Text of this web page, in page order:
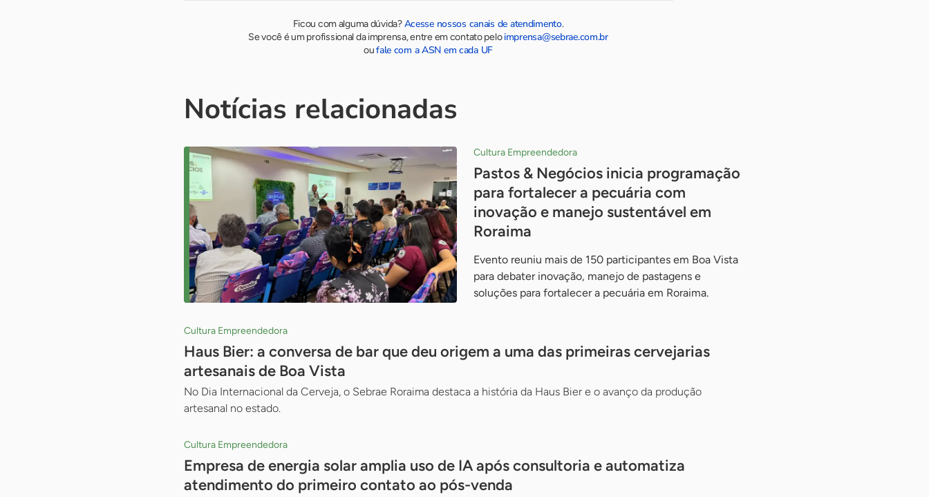
Ficou com alguma dúvida?Acesse nossos canais de atendimento.
Se você é um profissional da imprensa, entre em contato peloimprensa@sebrae.com.br
oufale com a ASN em cada UF
Notícias relacionadas
Cultura Empreendedora
Pastos & Negócios inicia programação
para fortalecer a pecuária com
inovação e manejo sustentável em
Roraima
Evento reuniu mais de 150 participantes em Boa Vista
para debater inovação, manejo de pastagens e
soluções para fortalecer a pecuária em Roraima.
Cultura Empreendedora
Haus Bier: a conversa de bar que deu origem a uma das primeiras cervejarias
artesanais de Boa Vista
No Dia Internacional da Cerveja, o Sebrae Roraima destaca a história da Haus Bier e o avanço da produção
artesanal no estado.
Cultura Empreendedora
Empresa de energia solar amplia uso de IA após consultoria e automatiza
atendimento do primeiro contato ao pós-venda